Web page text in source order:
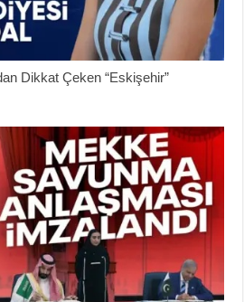
Dikkat Çeken “Eskişehir”